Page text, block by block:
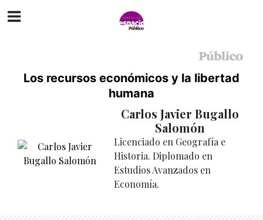
Los recursos económicos y la libertad
humana
Carlos Javier Bugallo
Salomón
Licenciado en Geografía e
Historia. Diplomado en
Estudios Avanzados en
Economía.